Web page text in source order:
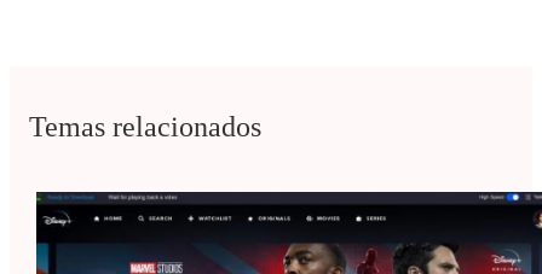
Temas relacionados